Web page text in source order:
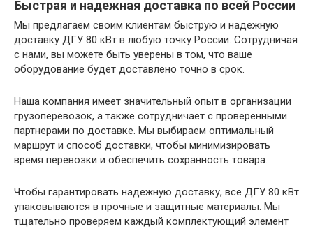
Быстрая и надежная доставка по всей России
Мы предлагаем своим клиентам быструю и надежную
доставку ДГУ 80 кВт в любую точку России. Сотрудничая
с нами, вы можете быть уверены в том, что ваше
оборудование будет доставлено точно в срок.
Наша компания имеет значительный опыт в организации
грузоперевозок, а также сотрудничает с проверенными
партнерами по доставке. Мы выбираем оптимальный
маршрут и способ доставки, чтобы минимизировать
время перевозки и обеспечить сохранность товара.
Чтобы гарантировать надежную доставку, все ДГУ 80 кВт
упаковываются в прочные и защитные материалы. Мы
тщательно проверяем каждый комплектующий элемент